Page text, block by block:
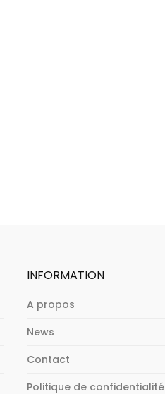
INFORMATION
A propos
News
Contact
Politique de confidentialité